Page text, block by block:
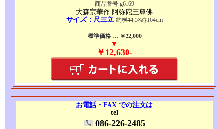
商品番号 g6169
大森宗華作 阿弥陀三尊佛
サイズ：尺三立 約横44.5×縦164cm
標準価格 … ￥22,000
▼
￥12,630-
お電話・FAX での注文は
tel
086-226-2485